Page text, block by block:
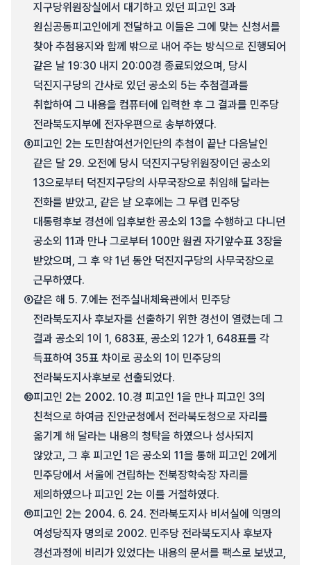
지구당위원장실에서 대기하고 있던 피고인 3과
원심공동피고인에게 전달하고 이들은 그에 맞는 신청서를
찾아 추첨용지와 함께 밖으로 내어 주는 방식으로 진행되어
같은 날 19:30 내지 20:00경 종료되었으며, 당시
덕진지구당의 간사로 있던 공소외 5는 추첨결과를
취합하여 그 내용을 컴퓨터에 입력한 후 그 결과를 민주당
전라북도지부에 전자우편으로 송부하였다.
⑧피고인 2는 도민참여선거인단의 추첨이 끝난 다음날인
같은 달 29. 오전에 당시 덕진지구당위원장이던 공소외
13으로부터 덕진지구당의 사무국장으로 취임해 달라는
전화를 받았고, 같은 날 오후에는 그 무렵 민주당
대통령후보 경선에 입후보한 공소외 13을 수행하고 다니던
공소외 11과 만나 그로부터 100만 원권 자기앞수표 3장을
받았으며, 그 후 약 1년 동안 덕진지구당의 사무국장으로
근무하였다.
⑨같은 해 5. 7.에는 전주실내체육관에서 민주당
전라북도지사 후보자를 선출하기 위한 경선이 열렸는데 그
결과 공소외 1이 1, 683표, 공소외 12가 1, 648표를 각
득표하여 35표 차이로 공소외 1이 민주당의
전라북도지사후보로 선출되었다.
⑩피고인 2는 2002. 10.경 피고인 1을 만나 피고인 3의
친척으로 하여금 진안군청에서 전라북도청으로 자리를
옮기게 해 달라는 내용의 청탁을 하였으나 성사되지
않았고, 그 후 피고인 1은 공소외 11을 통해 피고인 2에게
민주당에서 서울에 건립하는 전북장학숙장 자리를
제의하였으나 피고인 2는 이를 거절하였다.
⑪피고인 2는 2004. 6. 24. 전라북도지사 비서실에 익명의
여성당직자 명의로 2002. 민주당 전라북도지사 후보자
경선과정에 비리가 있었다는 내용의 문서를 팩스로 보냈고,